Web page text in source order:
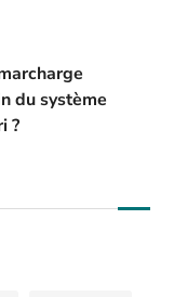
du système
?